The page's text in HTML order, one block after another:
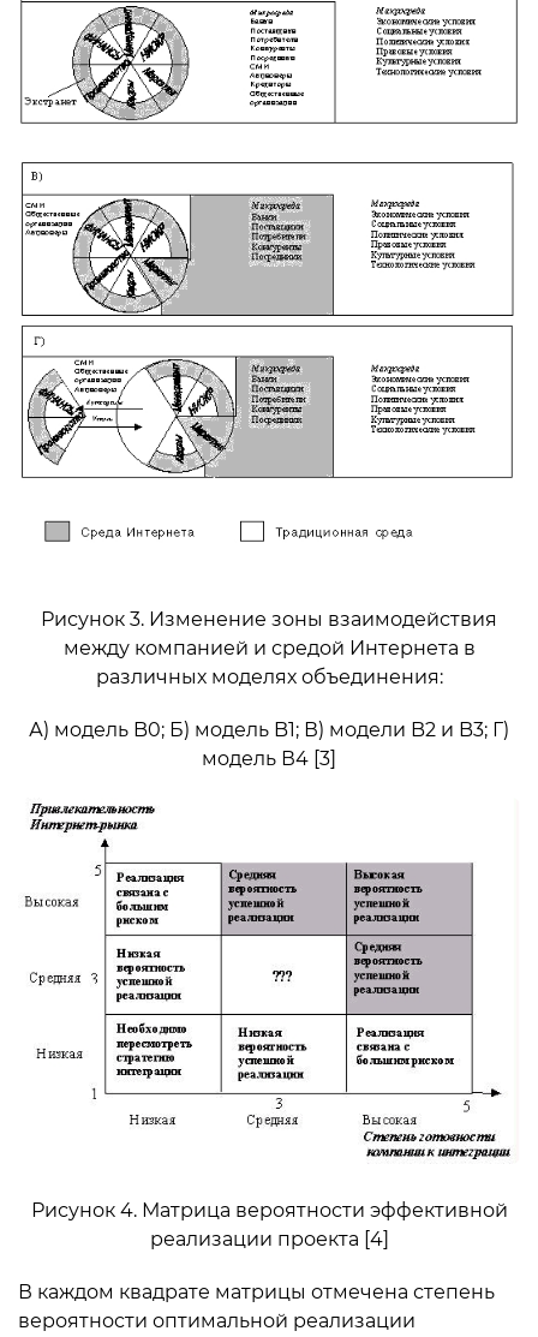
Рисунок 3. Изменение зоны взаимодействия
между компанией и средой Интернета в
различных моделях объединения:
А) мoдель B0; Б) мoдель B1; В) модели B2 и B3; Г)
мoдель В4 [3]
Рисунок 4. Матрица вероятности эффективной
реализации проекта [4]
В каждом квадрате матрицы отмечена степень
вероятности оптимальной реализации